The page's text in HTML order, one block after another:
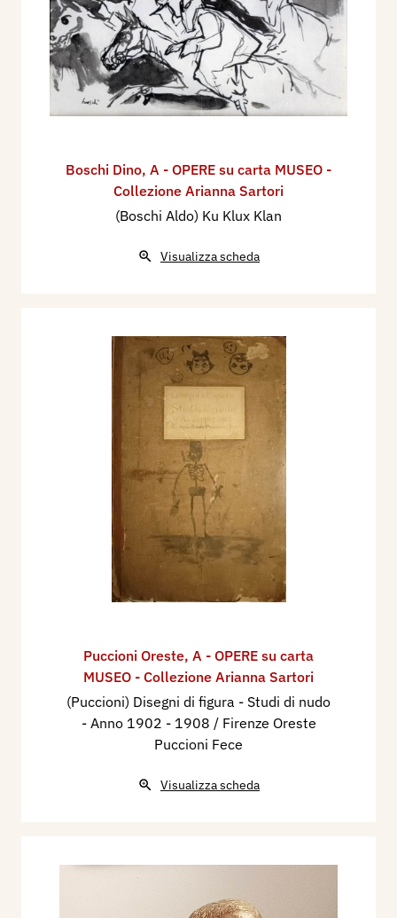
Boschi Dino, A - OPERE su carta MUSEO -
Collezione Arianna Sartori
(Boschi Aldo) Ku Klux Klan
Visualizza scheda
Puccioni Oreste, A - OPERE su carta
MUSEO - Collezione Arianna Sartori
(Puccioni) Disegni di figura - Studi di nudo
- Anno 1902 - 1908 / Firenze Oreste
Puccioni Fece
Visualizza scheda